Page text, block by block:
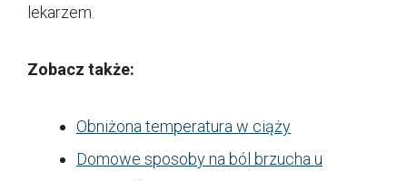
lekarzem.
Zobacz także:
Obniżona temperatura w ciąży
Domowe sposoby na ból brzucha u